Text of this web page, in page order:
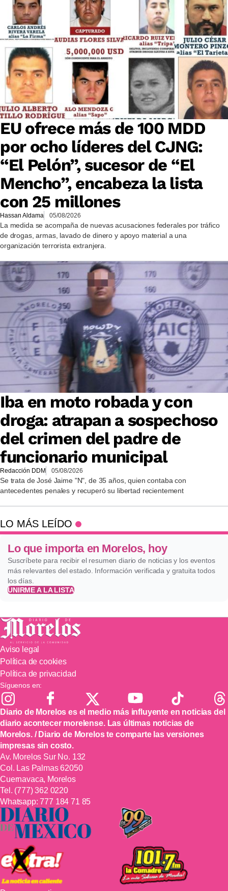
EU ofrece más de 100 MDD
por ocho líderes del CJNG:
“El Pelón”, sucesor de “El
Mencho”, encabeza la lista
con 25 millones
Hassan Aldama 05/08/2026
La medida se acompaña de nuevas acusaciones federales por tráfico
de drogas, armas, lavado de dinero y apoyo material a una
organización terrorista extranjera.
Iba en moto robada y con
droga: atrapan a sospechoso
del crimen del padre de
funcionario municipal
Redacción DDM 05/08/2026
Se trata de José Jaime "N", de 35 años, quien contaba con
antecedentes penales y recuperó su libertad recientement
LO MÁS LEÍDO
Lo que importa en Morelos, hoy
Suscríbete para recibir el resumen diario de noticias y los eventos
más relevantes del estado. Información verificada y gratuita todos
los días.
UNIRME A LA LISTA
Aviso legal
Política de cookies
Política de privacidad
Síguenos en:
Diario de Morelos es el medio más influyente en noticias del
diario acontecer morelense. Las últimas noticias de
Morelos. / Diario de Morelos te comparte las versiones
impresas sin costo.
Av. Morelos Sur No. 132
Col. Las Palmas 62050
Cuernavaca, Morelos
Tel. (777) 362 0220
Whatsapp:777 184 71 85